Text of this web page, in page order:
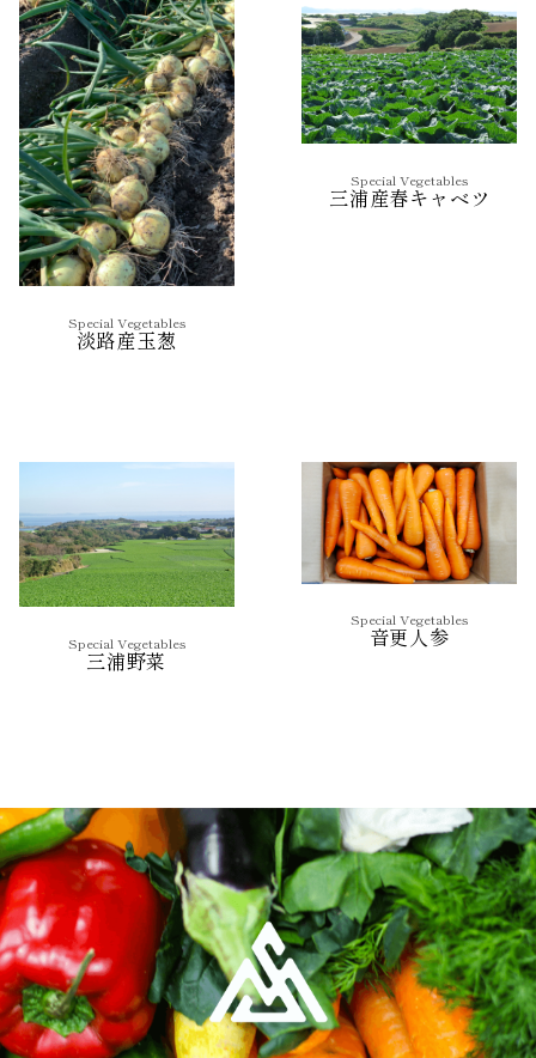
Special Vegetables
淡路産玉葱
Special Vegetables
三浦産春キャベツ
Special Vegetables
三浦野菜
Special Vegetables
音更人参